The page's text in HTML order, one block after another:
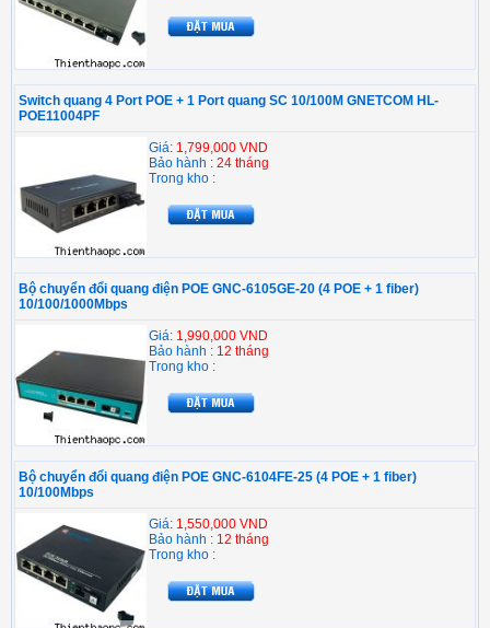
Switch quang 4 Port POE + 1 Port quang SC 10/100M GNETCOM HL-
POE11004PF
Giá: 1,799,000 VND
Bảo hành : 24 tháng
Trong kho :
Bộ chuyển đổi quang điện POE GNC-6105GE-20 (4 POE + 1 fiber)
10/100/1000Mbps
Giá: 1,990,000 VND
Bảo hành : 12 tháng
Trong kho :
Bộ chuyển đổi quang điện POE GNC-6104FE-25 (4 POE + 1 fiber)
10/100Mbps
Giá: 1,550,000 VND
Bảo hành : 12 tháng
Trong kho :